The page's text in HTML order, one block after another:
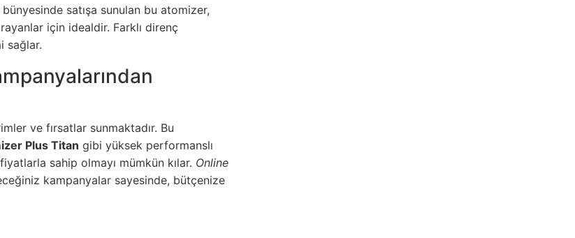
bünyesinde satışa sunulan bu atomizer,
için idealdir. Farklı direnç
sağlar.
ve fırsatlar sunmaktadır. Bu
Plus Titan gibi yüksek performanslı
sahip olmayı mümkün kılar. Online
kampanyalar sayesinde, bütçenize